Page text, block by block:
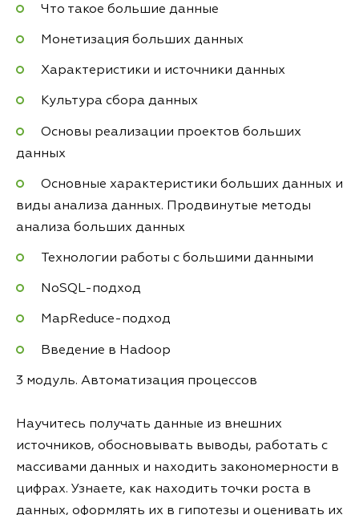
Что такое большие данные
Монетизация больших данных
Характеристики и источники данных
Культура сбора данных
Основы реализации проектов больших
данных
Основные характеристики больших данных и
виды анализа данных. Продвинутые методы
анализа больших данных
Технологии работы с большими данными
NoSQL-подход
MapReduce-подход
Введение в Hadoop
3 модуль. Автоматизация процессов
Научитесь получать данные из внешних
источников, обосновывать выводы, работать с
массивами данных и находить закономерности в
цифрах. Узнаете, как находить точки роста в
данных, оформлять их в гипотезы и оценивать их